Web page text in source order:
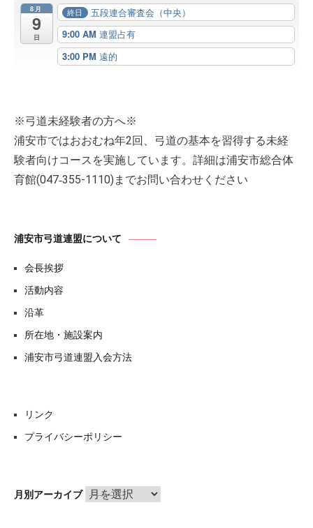
8月
9
日
終日
五段連合審査会（中央）
9:00 AM 連盟占有
3:00 PM 遠的
※弓道未経験者の方へ※
浦安市ではおおむね年2回、弓道の基本を習得する未経
験者向けコースを実施しています。詳細は浦安市総合体
育館(047‐355-1110)までお問い合わせください
浦安市弓道連盟について
会長挨拶
活動内容
沿革
所在地・施設案内
浦安市弓道連盟入会方法
リンク
プライバシーポリシー
月別アーカイブ 月
別